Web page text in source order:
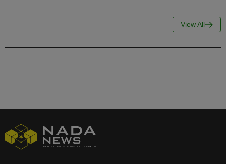
View All